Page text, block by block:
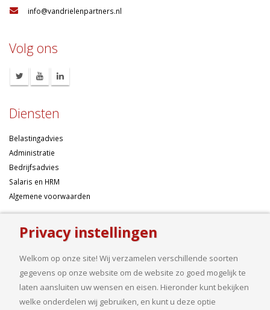
info@vandrielenpartners.nl
Volg ons
Diensten
Belastingadvies
Administratie
Bedrijfsadvies
Salaris en HRM
Algemene voorwaarden
Over ons
Ondernemen betekent risico’s nemen, maar dan liefst wel zo
samengesteld mogelijk. Of u nu een onderneming wilt starten met een
goed financieel plan, uw bedrijf wilt uitbreiden op basis van gedegen
cijfers, uw jaarcijfers samengesteld wilt hebben of een helder advies
Privacy instellingen
Welkom op onze site! Wij verzamelen verschillende soorten
gegevens op onze website om de website zo goed mogelijk te
laten aansluiten uw wensen en eisen. Hieronder kunt bekijken
welke onderdelen wij gebruiken, en kunt u deze optie